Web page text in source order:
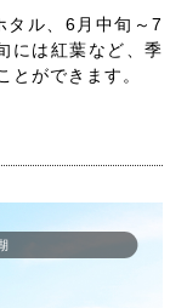
タル、6月中旬～7
には紅葉など、季
とができます。